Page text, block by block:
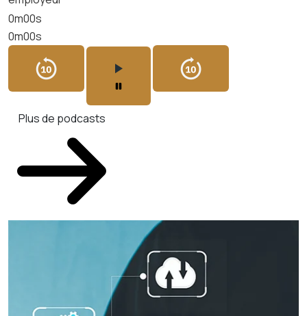
0m00s
0m00s
Plus de podcasts